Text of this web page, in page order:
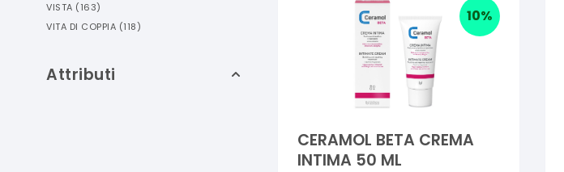
VISTA (163)
VITA DI COPPIA (118)
Attributi
10%
CERAMOL BETA CREMA
INTIMA 50 ML